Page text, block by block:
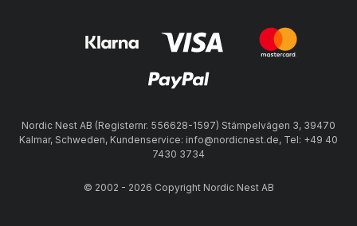
Nordic Nest AB (Registernr. 556628-1597) Stämpelvägen 3, 39470
Kalmar, Schweden, Kundenservice: info@nordicnest.de, Tel: +49 40
7430 3734
© 2002 - 2026 Copyright Nordic Nest AB